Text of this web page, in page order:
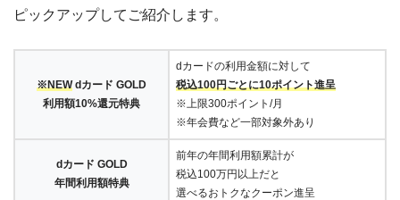
ピックアップしてご紹介します。
※NEWdカード GOLD
利用額10%還元特典
dカードの利用金額に対して
税込100円ごとに10ポイント進呈
※上限300ポイント/月
※年会費など一部対象外あり
dカード GOLD
年間利用額特典
前年の年間利用額累計が
税込100万円以上だと
選べるおトクなクーポン進呈